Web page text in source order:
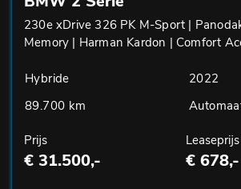
230e xDrive 326 PK M-Sport |
Memory | Harman Kardon | Comfort
Hybride
2022
89.700 km
Prijs
€ 31.500,-
Leaseprijs
€